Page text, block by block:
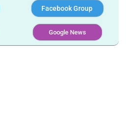
Facebook Group
Google News